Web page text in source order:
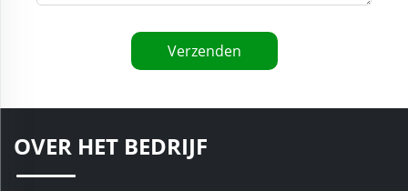
Verzenden
OVER HET BEDRIJF